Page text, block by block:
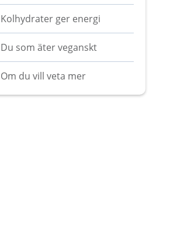
Kolhydrater ger energi
Du som äter veganskt
Om du vill veta mer